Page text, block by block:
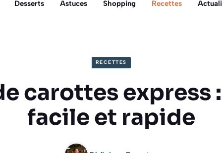
Desserts Astuces Shopping Recettes
RECETTES
carottes express
facile et rapide